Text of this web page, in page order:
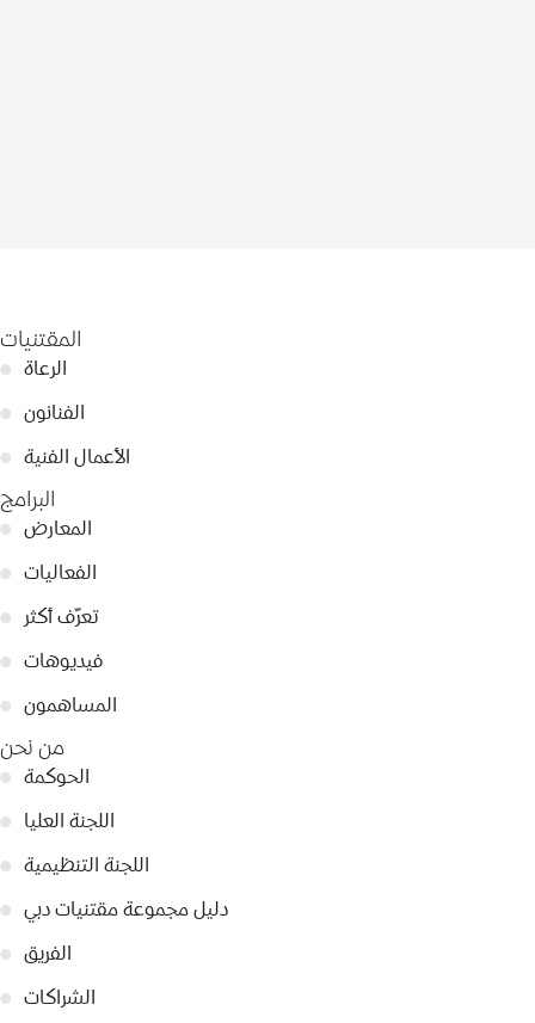
المقتنيات
● الرعاة
● الفنانون
● الأعمال الفنية
البرامج
● المعارض
● الفعاليات
●
تعرّف أكثر
● فيديوهات
● المساهمون
من نحن
● الحوكمة
● اللجنة العليا
● اللجنة التنظيمية
● دليل مجموعة مقتنيات دبي
● الفريق
● الشراكات